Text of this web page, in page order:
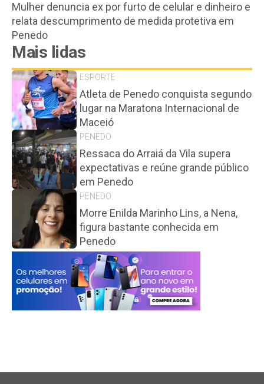
Mulher denuncia ex por furto de celular e dinheiro e
relata descumprimento de medida protetiva em
Penedo
Mais lidas
ESPORTE
Atleta de Penedo conquista segundo
lugar na Maratona Internacional de
Maceió
PENEDO
Ressaca do Arraiá da Vila supera
expectativas e reúne grande público
em Penedo
PENEDO
Morre Enilda Marinho Lins, a Nena,
figura bastante conhecida em
Penedo